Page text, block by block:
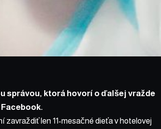
správou, ktorá hovorí o ďalšej vražde
zavraždiť len 11-mesačné dieťa v hotelovej